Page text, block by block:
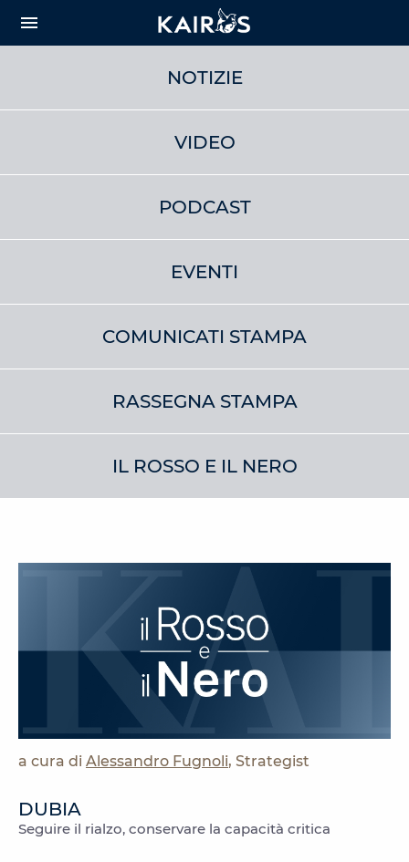
CONTENT
menu
NOTIZIE
VIDEO
PODCAST
EVENTI
COMUNICATI STAMPA
RASSEGNA STAMPA
IL ROSSO E IL NERO
a cura di Alessandro Fugnoli, Strategist
DUBIA
Seguire il rialzo, conservare la capacità critica